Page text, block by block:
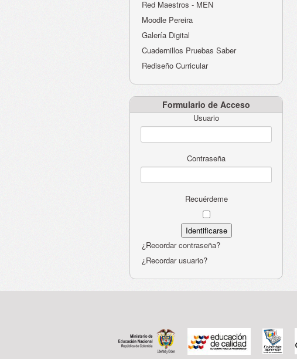
Red Maestros - MEN
Moodle Pereira
Galería Digital
Cuadernillos Pruebas Saber
Rediseño Curricular
Formulario de Acceso
Usuario
Contraseña
Recuérdeme
¿Recordar contraseña?
¿Recordar usuario?